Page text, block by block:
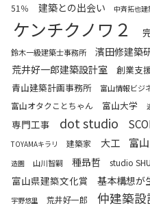
51％ 建築との出会い 中斉拓也建
ケンチクノワ２
鈴木一級建築士事務所 濱田修建築
荒井好一郎建築設計室
創業支
青山建築計画事務所
富山情報ビジ
富山オタクことちゃん
富山大学
専門工事 dot studio
TOYAMAキラリ 建築家 大工 富
造園
山川智嗣 種昻哲 studio
富山県建築文化賞 基本構想が
宇野悠里
荒井好一郎 仲建築